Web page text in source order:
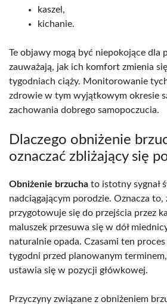
kaszel,
kichanie.
Te objawy mogą być niepokojące dla
zauważają, jak ich komfort zmienia
tygodniach ciąży. Monitorowanie
zdrowie w tym wyjątkowym okresie
zachowania dobrego samopoczucia.
Dlaczego obniżenie
oznaczać zbliżający się
Obniżenie brzucha to istotny sygnał
nadciągającym porodzie. Oznacza to,
przygotowuje się do przejścia przez
maluszek przesuwa się w dół
naturalnie opada. Czasami ten
tygodni przed planowanym terminem,
ustawia się w pozycji główkowej.
Przyczyny związane z obniżeniem